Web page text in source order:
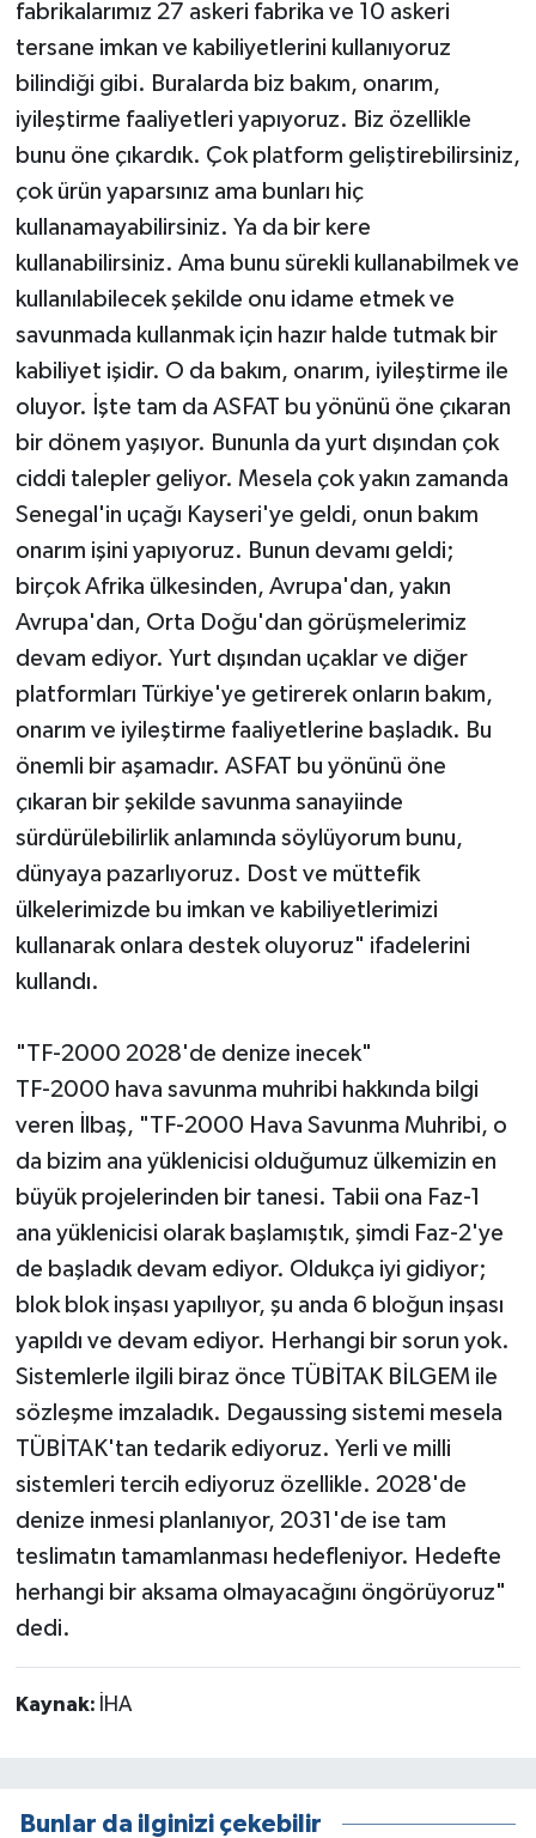
fabrikalarımız 27 askeri fabrika ve 10 askeri
tersane imkan ve kabiliyetlerini kullanıyoruz
bilindiği gibi. Buralarda biz bakım, onarım,
iyileştirme faaliyetleri yapıyoruz. Biz özellikle
bunu öne çıkardık. Çok platform geliştirebilirsiniz,
çok ürün yaparsınız ama bunları hiç
kullanamayabilirsiniz. Ya da bir kere
kullanabilirsiniz. Ama bunu sürekli kullanabilmek ve
kullanılabilecek şekilde onu idame etmek ve
savunmada kullanmak için hazır halde tutmak bir
kabiliyet işidir. O da bakım, onarım, iyileştirme ile
oluyor. İşte tam da ASFAT bu yönünü öne çıkaran
bir dönem yaşıyor. Bununla da yurt dışından çok
ciddi talepler geliyor. Mesela çok yakın zamanda
Senegal'in uçağı Kayseri'ye geldi, onun bakım
onarım işini yapıyoruz. Bunun devamı geldi;
birçok Afrika ülkesinden, Avrupa'dan, yakın
Avrupa'dan, Orta Doğu'dan görüşmelerimiz
devam ediyor. Yurt dışından uçaklar ve diğer
platformları Türkiye'ye getirerek onların bakım,
onarım ve iyileştirme faaliyetlerine başladık. Bu
önemli bir aşamadır. ASFAT bu yönünü öne
çıkaran bir şekilde savunma sanayiinde
sürdürülebilirlik anlamında söylüyorum bunu,
dünyaya pazarlıyoruz. Dost ve müttefik
ülkelerimizde bu imkan ve kabiliyetlerimizi
kullanarak onlara destek oluyoruz" ifadelerini
kullandı.
"TF-2000 2028'de denize inecek"
TF-2000 hava savunma muhribi hakkında bilgi
veren İlbaş, "TF-2000 Hava Savunma Muhribi, o
da bizim ana yüklenicisi olduğumuz ülkemizin en
büyük projelerinden bir tanesi. Tabii ona Faz-1
ana yüklenicisi olarak başlamıştık, şimdi Faz-2'ye
de başladık devam ediyor. Oldukça iyi gidiyor;
blok blok inşası yapılıyor, şu anda 6 bloğun inşası
yapıldı ve devam ediyor. Herhangi bir sorun yok.
Sistemlerle ilgili biraz önce TÜBİTAK BİLGEM ile
sözleşme imzaladık. Degaussing sistemi mesela
TÜBİTAK'tan tedarik ediyoruz. Yerli ve milli
sistemleri tercih ediyoruz özellikle. 2028'de
denize inmesi planlanıyor, 2031'de ise tam
teslimatın tamamlanması hedefleniyor. Hedefte
herhangi bir aksama olmayacağını öngörüyoruz"
dedi.
Kaynak: İHA
Bunlar da ilginizi çekebilir